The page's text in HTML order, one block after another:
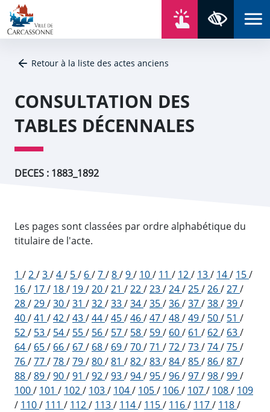
Aller au contenu
Aller au menu
Aller au plan du site
Aller à la recherche
Retour à la liste des actes anciens
CONSULTATION DES
TABLES DÉCENNALES
DECES : 1883_1892
Les pages sont classées par ordre alphabétique du
titulaire de l'acte.
1 /2/3/4/ 5/ 6/7/8/9/ 10/ 11 / 12/ 13/ 14/ 15/
16/ 17/ 18/ 19/20/21 /22/23/24/25/26/27/
28/29/30/31 /32/33/34/35/36/37/38/39/
40/41 /42/43/44/45/46/47/48/49/ 50/ 51 /
52/ 53/ 54/ 55/ 56/ 57/ 58/ 59/ 60/ 61 / 62/ 63/
64/ 65/ 66/ 67/ 68/ 69/70/71 /72/73/74/75/
76/77/78/79/80/81 /82/83/84/85/86/87/
88/89/90/91 /92/93/94/95/96/97/98/99/
100/ 101 / 102/ 103/ 104/ 105/ 106/ 107/ 108/ 109
/ 110/ 111 / 112/ 113/ 114/ 115/ 116/ 117/ 118/
Panneau de gestion des cookies